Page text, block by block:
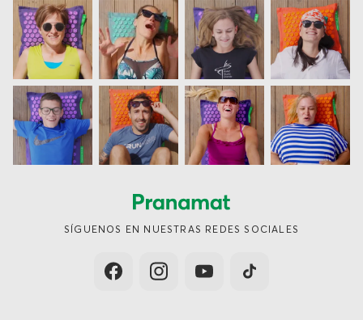
SÍGUENOS EN NUESTRAS REDES SOCIALES